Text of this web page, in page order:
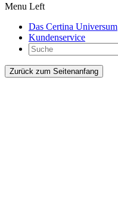
Menu Left
Das Certina Universum
Kundenservice
Zurück zum Seitenanfang